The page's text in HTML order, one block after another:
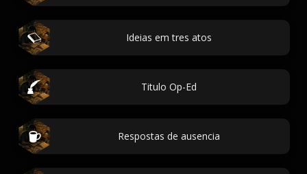
Ideias em tres atos
Titulo Op-Ed
Respostas de ausencia